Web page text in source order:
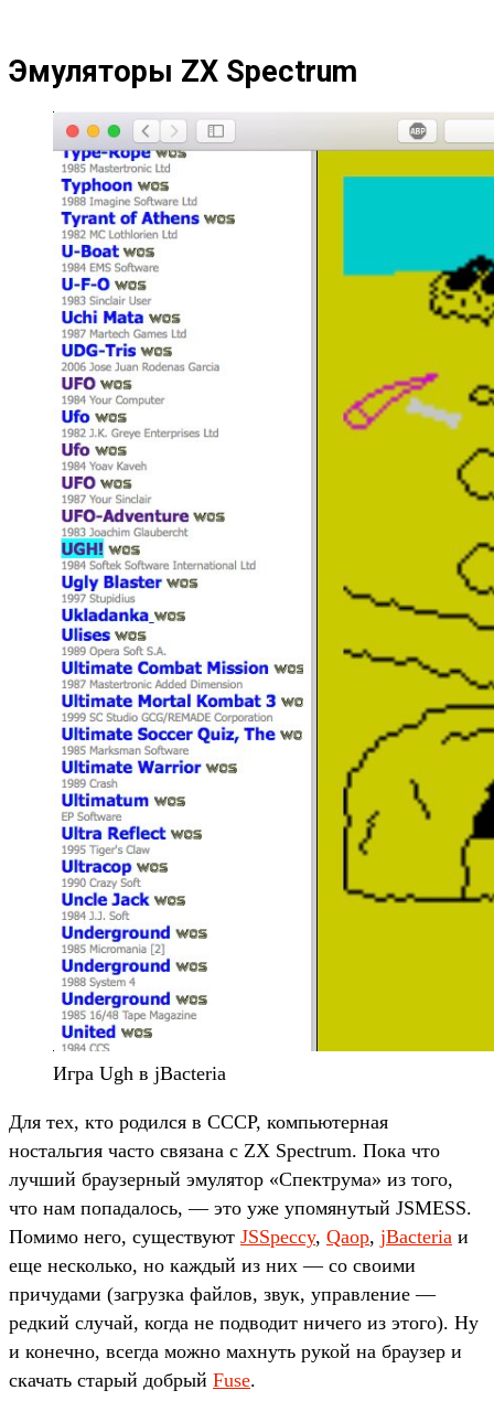
Эмуляторы ZX Spectrum
Игра Ugh в jBacteria
Для тех, кто родился в СССР, компьютерная
ностальгия часто связана с ZX Spectrum. Пока что
лучший браузерный эмулятор «Спектрума» из того,
что нам попадалось, — это уже упомянутый JSMESS.
Помимо него, существуют JSSpeccy, Qaop, jBacteria и
еще несколько, но каждый из них — со своими
причудами (загрузка файлов, звук, управление —
редкий случай, когда не подводит ничего из этого). Ну
и конечно, всегда можно махнуть рукой на браузер и
скачать старый добрый Fuse.